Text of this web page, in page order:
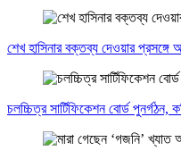
শেখ হাসিনার বক্তব্য দেওয়ার প্রসঙ্গে
চলচ্চিত্র সার্টিফিকেশন বোর্ড পুনর্গঠন,